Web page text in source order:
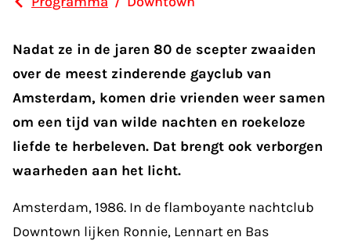
Nadat ze in de jaren 80 de scepter zwaaiden
over de meest zinderende gayclub van
Amsterdam, komen drie vrienden weer samen
om een tijd van wilde nachten en roekeloze
liefde te herbeleven. Dat brengt ook verborgen
waarheden aan het licht.
Amsterdam, 1986. In de flamboyante nachtclub
Downtown lijken Ronnie, Lennart en Bas